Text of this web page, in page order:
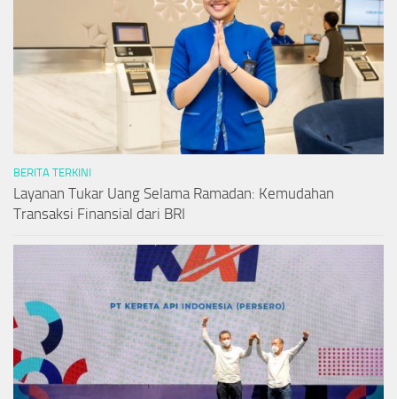
BERITA TERKINI
Layanan Tukar Uang Selama Ramadan: Kemudahan
Transaksi Finansial dari BRI